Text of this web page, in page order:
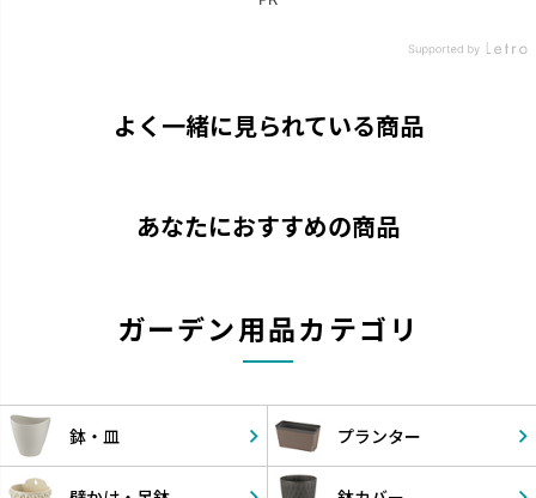
よく一緒に見られている商品
あなたにおすすめの商品
ガーデン用品カテゴリ
鉢・皿 プランター